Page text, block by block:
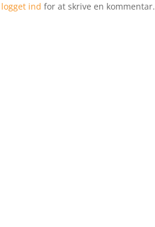
logget ind for at skrive en kommentar.